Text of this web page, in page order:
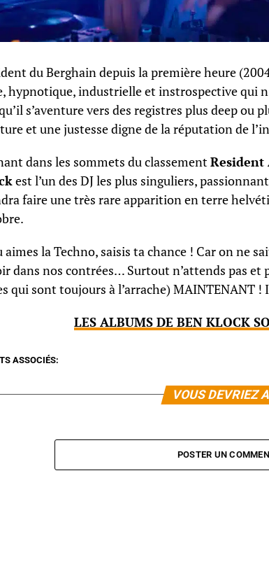
du Berghain depuis la première heure
hypnotique, industrielle et instrospective qui
s’aventure vers des registres plus deep ou
et une justesse digne de la réputation de
dans les sommets du classementResident
est l’un des DJ les plus singuliers,
faire une très rare apparition en terre
aimes la Techno, saisis ta chance ! Car on ne
dans nos contrées… Surtout n’attends pas et
qui sont toujours à l’arrache) MAINTENANT !
LES ALBUMS DE BEN KLOCK
ASSOCIÉS:
VOUS DEVRIEZ
POSTER UN